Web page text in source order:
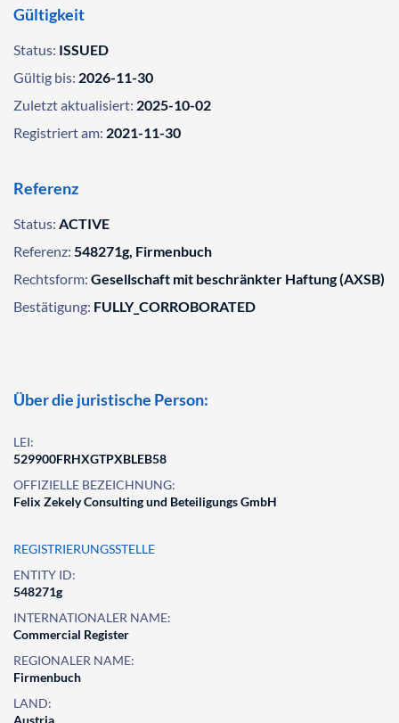
Gültigkeit
Status: ISSUED
Gültig bis: 2026-11-30
Zuletzt aktualisiert: 2025-10-02
Registriert am: 2021-11-30
Referenz
Status: ACTIVE
Referenz: 548271g, Firmenbuch
Rechtsform: Gesellschaft mit beschränkter Haftung (AXSB)
Bestätigung: FULLY_CORROBORATED
Über die juristische Person:
LEI:
529900FRHXGTPXBLEB58
OFFIZIELLE BEZEICHNUNG:
Felix Zekely Consulting und Beteiligungs GmbH
REGISTRIERUNGSSTELLE
ENTITY ID:
548271g
INTERNATIONALER NAME:
Commercial Register
REGIONALER NAME:
Firmenbuch
LAND:
Austria